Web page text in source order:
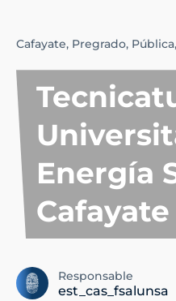
Cafayate, Pregrado, Pública,
Energía
Cafayate
Responsable
est_cas_fsalunsa